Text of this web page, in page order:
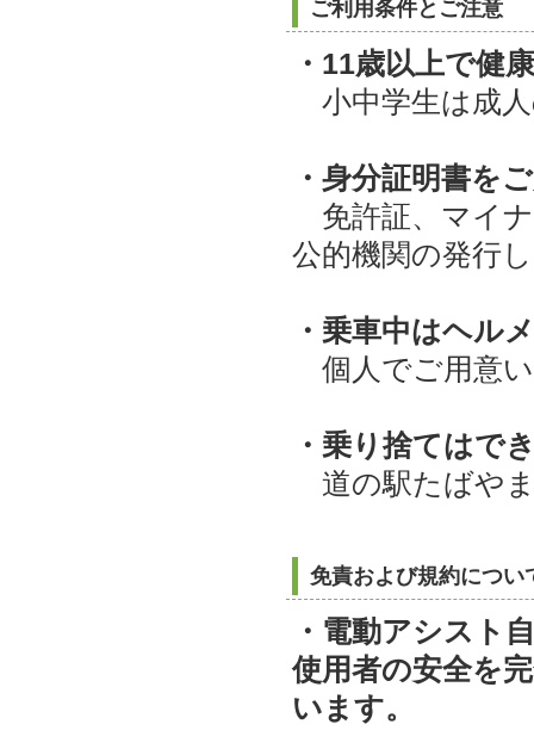
ご利用条件とご注意
・11歳以上で健
小中学生は成
・身分証明書を
免許証、マイ
公的機関の発行
・乗車中はヘル
個人でご用意
・乗り捨てはで
道の駅たばや
免責および規約につい
・電動アシスト
使用者の安全を
います。